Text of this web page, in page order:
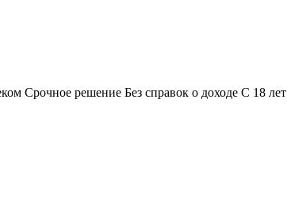
Срочное решение Без справок о доходе С 18 лет